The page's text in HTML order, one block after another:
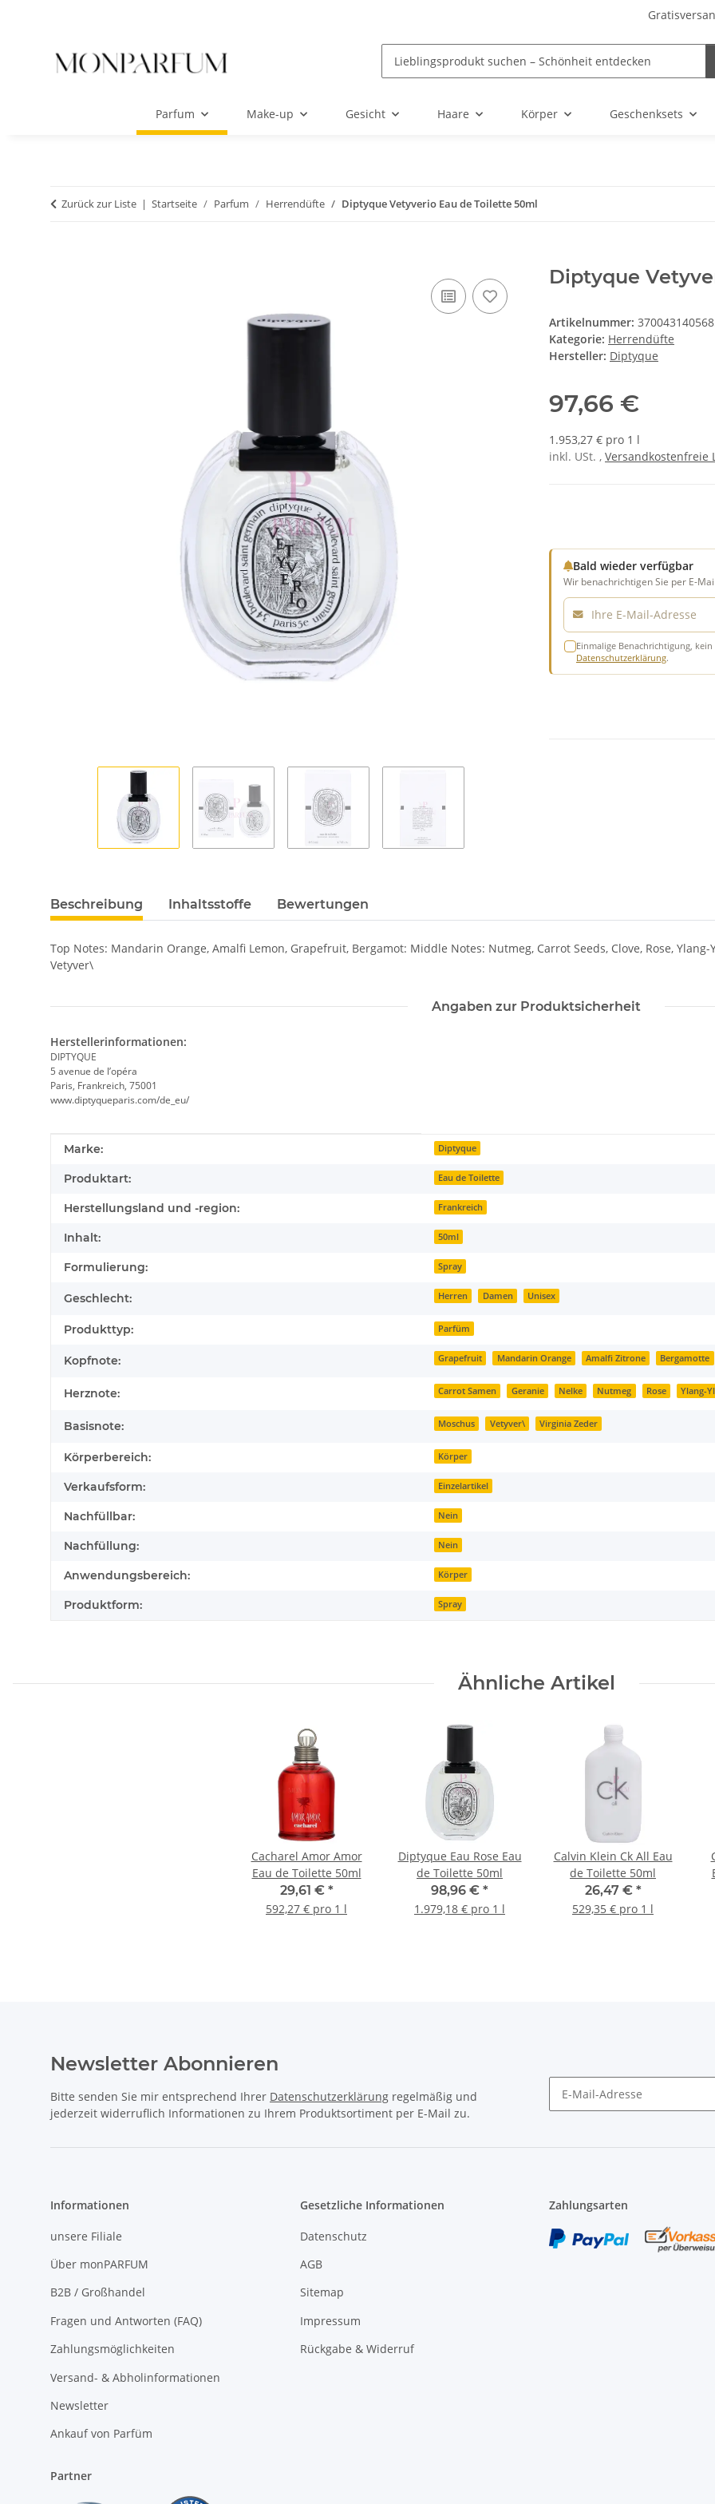
Parfum Make-up Gesicht Haare Körper Geschenksets
Zurück zur Liste Startseite Parfum Herrendüfte Diptyque Vetyverio Eau de Toilette 50ml
Diptyque
Artikelnummer:
Kategorie: Herrendüfte
Hersteller: Diptyque
97,66 €
1.953,27 € pro 1 l
inkl. USt. , Versandkostenfreie
Bald wieder verfügbar
Wir benachrichtigen Sie per E-
E-Mail
Einmalige Benachrichtigung,
Datenschutzerklärung.
Beschreibung Inhaltsstoffe Bewertungen
Top Notes: Mandarin Orange, Amalfi Lemon, Grapefruit, Bergamot: Middle Notes: Nutmeg, Carrot Seeds, Clove, Rose,
Vetyver\
Angaben zur Produktsicherheit
Herstellerinformationen:
DIPTYQUE
5 avenue de l’opéra
Paris, Frankreich, 75001
www.diptyqueparis.com/de_eu/
Produkteigenschaft
Wert
Marke: Diptyque
Produktart: Eau de Toilette
Herstellungsland und -region: Frankreich
Inhalt: 50ml
Formulierung: Spray
Geschlecht: Herren Damen Unisex
Produkttyp: Parfüm
Kopfnote: Grapefruit Mandarin Orange Amalfi Zitrone Bergamotte
Herznote: Carrot Samen Geranie Nelke Nutmeg Rose Ylang-
Basisnote: Moschus Vetyver\ Virginia Zeder
Körperbereich: Körper
Verkaufsform: Einzelartikel
Nachfüllbar: Nein
Nachfüllung: Nein
Anwendungsbereich: Körper
Produktform: Spray
Ähnliche Artikel
Cacharel Amor Amor
Eau de Toilette 50ml
29,61 € *
592,27 € pro 1 l
Diptyque Eau Rose Eau
de Toilette 50ml
98,96 € *
1.979,18 € pro 1 l
Calvin Klein Ck All Eau
de Toilette 50ml
26,47 € *
529,35 € pro 1 l
Newsletter Abonnieren
Bitte senden Sie mir entsprechend Ihrer Datenschutzerklärung regelmäßig und
jederzeit widerruflich Informationen zu Ihrem Produktsortiment per E-Mail zu.
Informationen
unsere Filiale
Über monPARFUM
B2B / Großhandel
Fragen und Antworten (FAQ)
Zahlungsmöglichkeiten
Versand- & Abholinformationen
Newsletter
Ankauf von Parfüm
Gesetzliche Informationen
Datenschutz
AGB
Sitemap
Impressum
Rückgabe & Widerruf
Zahlungsarten
Partner